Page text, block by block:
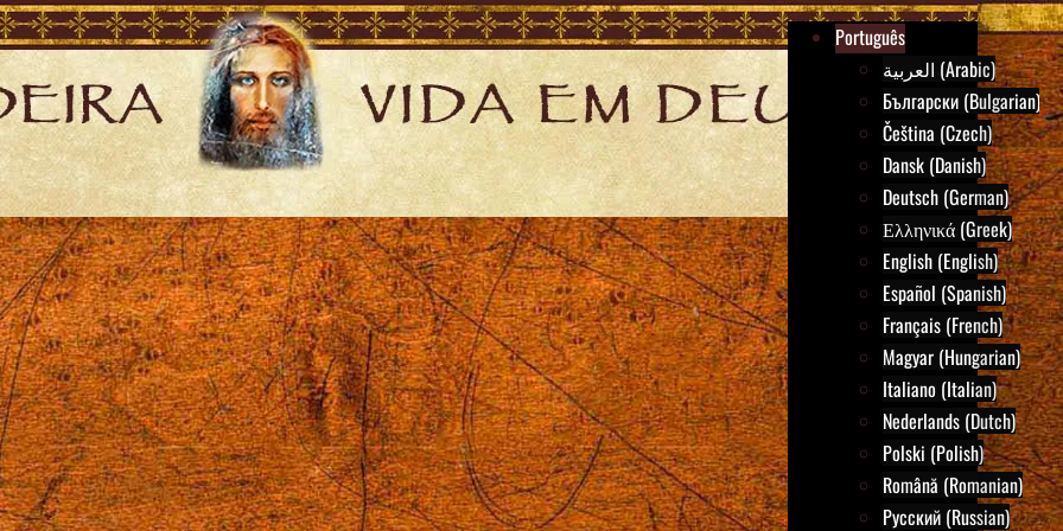
Português
العربية (Arabic)
Български (Bulgarian)
Čeština (Czech)
Dansk (Danish)
Deutsch (German)
Ελληνικά (Greek)
English (English)
Español (Spanish)
Français (French)
Magyar (Hungarian)
Italiano (Italian)
Nederlands (Dutch)
Polski (Polish)
Română (Romanian)
Русский (Russian)